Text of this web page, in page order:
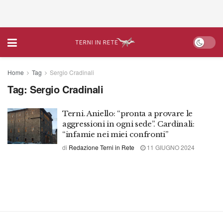
Home Tag Sergio Cradinali
Tag: Sergio Cradinali
Terni. Aniello: “pronta a provare le
aggressioni in ogni sede”. Cardinali:
“infamie nei miei confronti”
di Redazione Terni in Rete 11 GIUGNO 2024